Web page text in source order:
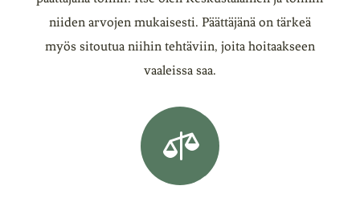
niiden arvojen mukaisesti. Päättäjänä on tärkeä
myös sitoutua niihin tehtäviin, joita hoitaakseen
vaaleissa saa.
